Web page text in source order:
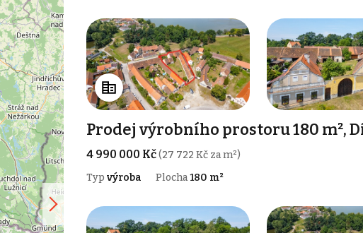
Prodej výrobního prostoru 180 m²,
4 990 000 Kč(27 722 Kč za m²)
Typ výroba Plocha180 m²